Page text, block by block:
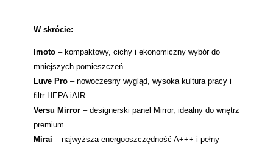
W skrócie:
Imoto– kompaktowy, cichy i ekonomiczny wybór do
mniejszych pomieszczeń.
Luve Pro– nowoczesny wygląd, wysoka kultura pracy i
filtr HEPA iAIR.
Versu Mirror– designerski panel Mirror, idealny do wnętrz
premium.
Mirai – najwyższa energooszczędność A+++ i pełny